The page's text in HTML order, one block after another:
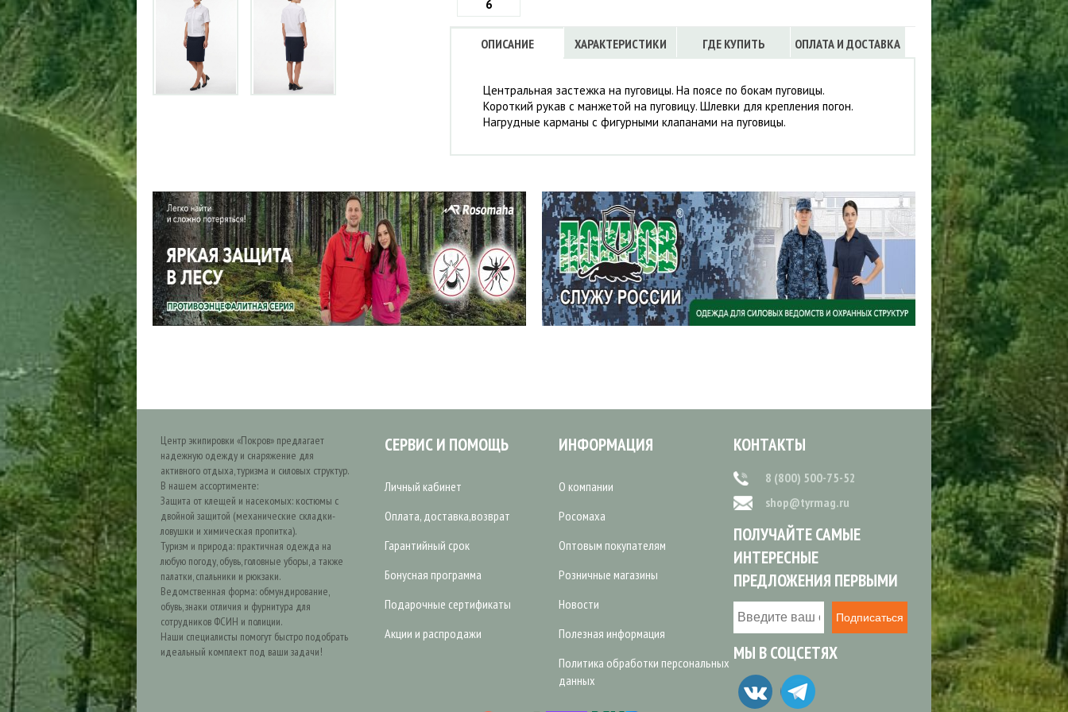
6
ОПИСАНИЕ ХАРАКТЕРИСТИКИ ГДЕ КУПИТЬ ОПЛАТА И ДОСТАВКА
Центральная застежка на пуговицы. На поясе по бокам пуговицы.
Короткий рукав с манжетой на пуговицу. Шлевки для крепления погон.
Нагрудные карманы с фигурными клапанами на пуговицы.
Центр экипировки «Покров» предлагает
надежную одежду и снаряжение для
активного отдыха, туризма и силовых структур.
В нашем ассортименте:
Защита от клещей и насекомых: костюмы с
двойной защитой (механические складки-
ловушки и химическая пропитка).
Туризм и природа: практичная одежда на
любую погоду, обувь, головные уборы, а также
палатки, спальники и рюкзаки.
Ведомственная форма: обмундирование,
обувь, знаки отличия и фурнитура для
сотрудников ФСИН и полиции.
Наши специалисты помогут быстро подобрать
идеальный комплект под ваши задачи!
СЕРВИС И ПОМОЩЬ
Личный кабинет
Оплата, доставка,возврат
Гарантийный срок
Бонусная программа
Подарочные сертификаты
Акции и распродажи
ИНФОРМАЦИЯ
О компании
Росомаха
Оптовым покупателям
Розничные магазины
Новости
Полезная информация
Политика обработки персональных
данных
КОНТАКТЫ
8 (800) 500-75-52
shop@tyrmag.ru
ПОЛУЧАЙТЕ САМЫЕ
ИНТЕРЕСНЫЕ
ПРЕДЛОЖЕНИЯ ПЕРВЫМИ
Подписаться
МЫ В СОЦСЕТЯХ